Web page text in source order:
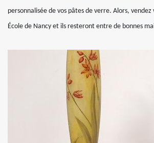
personnalisée de vos pâtes de verre. Alors, vendez
École de Nancy et ils resteront entre de bonnes